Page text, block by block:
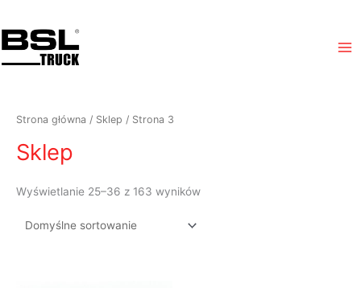
treści
Strona główna / Sklep / Strona 3
Sklep
Wyświetlanie 25–36 z 163 wyników